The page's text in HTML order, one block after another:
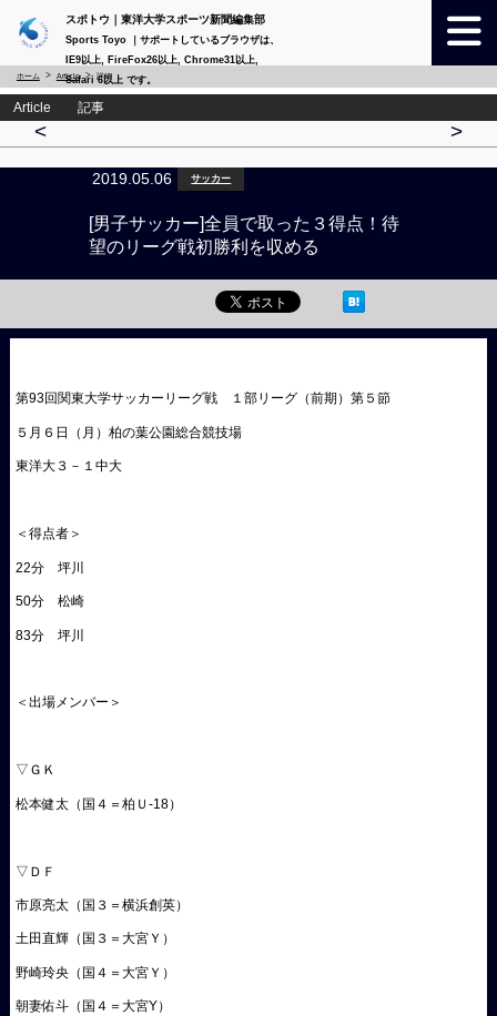
スポトウ｜東洋大学スポーツ新聞編集部
Sports Toyo ｜サポートしているブラウザは、
IE9以上, FireFox26以上, Chrome31以上,
Safari 6以上 です。
ホーム Article 詳細
Article 記事
< >
2019.05.06 サッカー
[男子サッカー]全員で取った３得点！待
望のリーグ戦初勝利を収める
第93回関東大学サッカーリーグ戦 １部リーグ（前期）第５節
５月６日（月）柏の葉公園総合競技場
東洋大３－１中大
＜得点者＞
22分 坪川
50分 松崎
83分 坪川
＜出場メンバー＞
▽ＧＫ
松本健太（国４＝柏Ｕ-18）
▽ＤＦ
市原亮太（国３＝横浜創英）
土田直輝（国３＝大宮Ｙ）
野崎玲央（国４＝大宮Ｙ）
朝妻佑斗（国４＝大宮Y）